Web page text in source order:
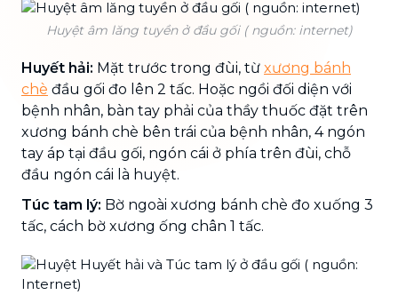
Huyệt âm lăng tuyền ở đầu gối ( nguồn: internet)
Huyết hải: Mặt trước trong đùi, từ xương bánh
chè đầu gối đo lên 2 tấc. Hoặc ngồi đối diện với
bệnh nhân, bàn tay phải của thầy thuốc đặt trên
xương bánh chè bên trái của bệnh nhân, 4 ngón
tay áp tại đầu gối, ngón cái ở phía trên đùi, chỗ
đầu ngón cái là huyệt.
Túc tam lý: Bờ ngoài xương bánh chè đo xuống 3
tấc, cách bờ xương ống chân 1 tấc.